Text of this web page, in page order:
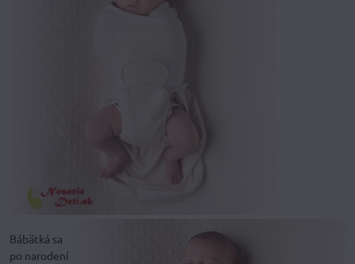
Bábätká sa
po narodení